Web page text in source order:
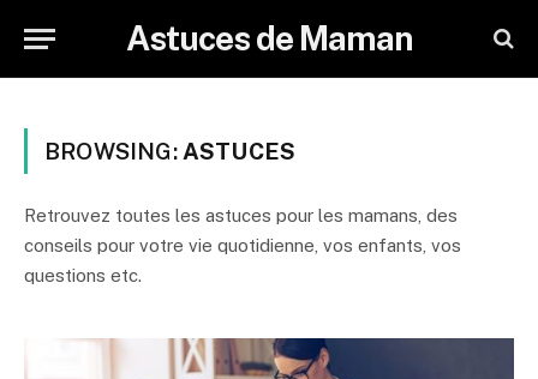
Astuces de Maman
BROWSING: ASTUCES
Retrouvez toutes les astuces pour les mamans, des
conseils pour votre vie quotidienne, vos enfants, vos
questions etc.